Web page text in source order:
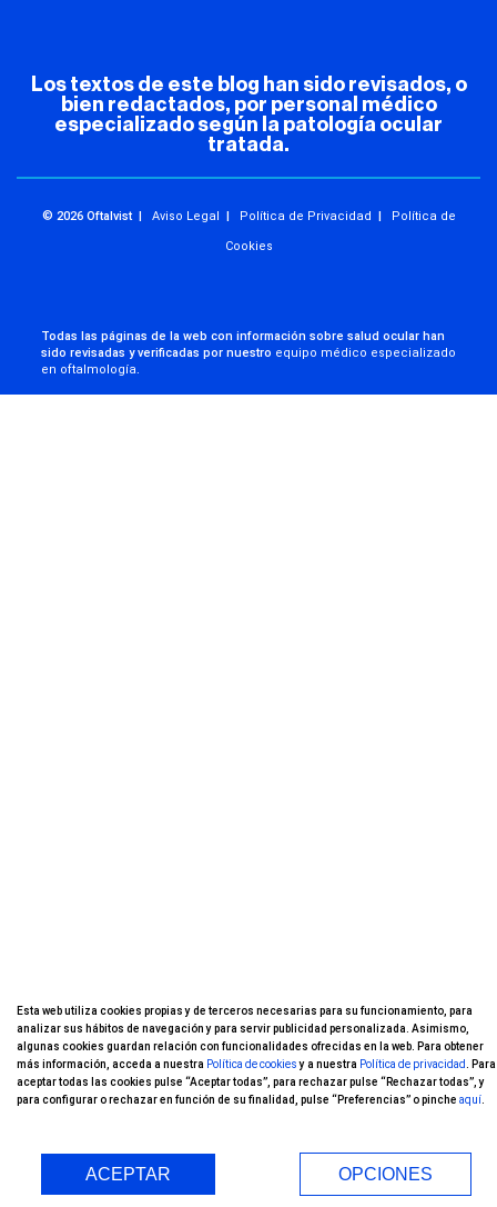
Los textos de este blog han sido revisados, o
bien redactados, por personal médico
especializado según la patología ocular
tratada.
© 2026 Oftalvist | Aviso Legal Política de Privacidad Política de
Cookies
Todas las páginas de la web con información sobre salud ocular han
sido revisadas y verificadas por nuestro equipo médico especializado
en oftalmología.
Esta web utiliza cookies propias y de terceros necesarias para su funcionamiento, para
analizar sus hábitos de navegación y para servir publicidad personalizada. Asimismo,
algunas cookies guardan relación con funcionalidades ofrecidas en la web. Para obtener
más información, acceda a nuestra Política de cookiesy a nuestra Política de privacidad
. Para
aceptar todas las cookies pulse “Aceptar todas”, para rechazar pulse “Rechazar todas”, y
para configurar o rechazar en función de su finalidad, pulse “Preferencias” o pinche aquí
ACEPTAR OPCIONES